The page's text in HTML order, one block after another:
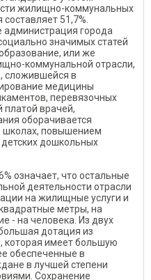
жилищно-коммунальных
51,7%.
города
значимых статей
или же
коммунальной отрасли,
сложившейся в
медицины
перевязочных
платой врачей,
оборачивается
школах, повышением
дошкольных
означает, что остальные
деятельности отрасли
на жилищные услуги и
метры, на
- на человека. Из двух
дотация из
которая имеет большую
обеспеченные в
в лучшей степени
Сохранение